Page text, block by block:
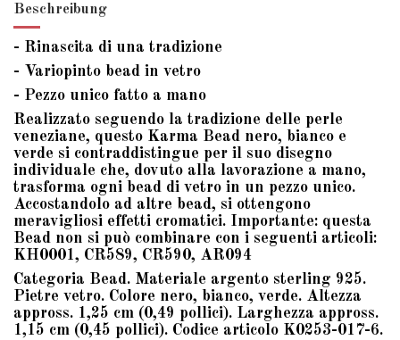
Beschreibung
- Rinascita di una tradizione
- Variopinto bead in vetro
- Pezzo unico fatto a mano
Realizzato seguendo la tradizione delle perle
veneziane, questo Karma Bead nero, bianco e
verde si contraddistingue per il suo disegno
individuale che, dovuto alla lavorazione a mano,
trasforma ogni bead di vetro in un pezzo unico.
Accostandolo ad altre bead, si ottengono
meravigliosi effetti cromatici. Importante: questa
Bead non si può combinare con i seguenti articoli:
KH0001, CR589, CR590, AR094
Categoria Bead. Materiale argento sterling 925.
Pietre vetro. Colore nero, bianco, verde. Altezza
appross. 1,25 cm (0,49 pollici). Larghezza appross.
1,15 cm (0,45 pollici). Codice articolo K0253-017-6.